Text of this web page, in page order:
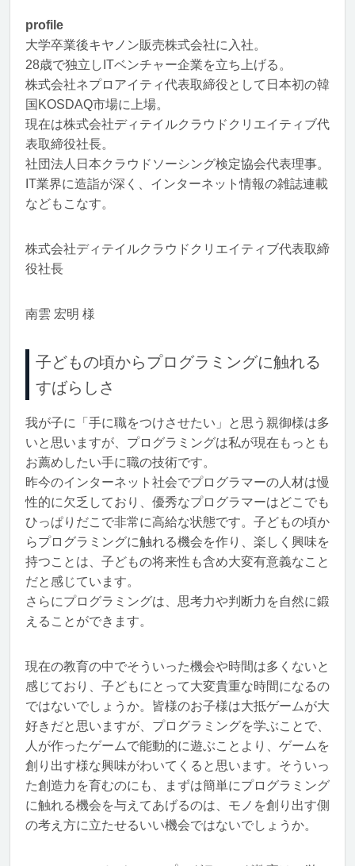
profile
大学卒業後キヤノン販売株式会社に入社。
28歳で独立しITベンチャー企業を立ち上げる。
株式会社ネプロアイティ代表取締役として日本初の韓
国KOSDAQ市場に上場。
現在は株式会社ディテイルクラウドクリエイティブ代
表取締役社長。
社団法人日本クラウドソーシング検定協会代表理事。
IT業界に造詣が深く、インターネット情報の雑誌連載
などもこなす。
株式会社ディテイルクラウドクリエイティブ代表取締
役社長
南雲 宏明 様
子どもの頃からプログラミングに触れる
すばらしさ
我が子に「手に職をつけさせたい」と思う親御様は多
いと思いますが、プログラミングは私が現在もっとも
お薦めしたい手に職の技術です。
昨今のインターネット社会でプログラマーの人材は慢
性的に欠乏しており、優秀なプログラマーはどこでも
ひっぱりだこで非常に高給な状態です。子どもの頃か
らプログラミングに触れる機会を作り、楽しく興味を
持つことは、子どもの将来性も含め大変有意義なこと
だと感じています。
さらにプログラミングは、思考力や判断力を自然に鍛
えることができます。
現在の教育の中でそういった機会や時間は多くないと
感じており、子どもにとって大変貴重な時間になるの
ではないでしょうか。皆様のお子様は大抵ゲームが大
好きだと思いますが、プログラミングを学ぶことで、
人が作ったゲームで能動的に遊ぶことより、ゲームを
創り出す様な興味がわいてくると思います。そういっ
た創造力を育むのにも、まずは簡単にプログラミング
に触れる機会を与えてあげるのは、モノを創り出す側
の考え方に立たせるいい機会ではないでしょうか。